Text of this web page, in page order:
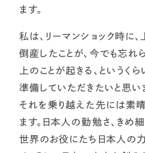
ます。
私は、リーマンショック時
倒産したことが、今でも忘れ
上のことが起きる、というく
準備していただきたいと思い
それを乗り越えた先には素
ます。 日本人の勤勉さ、きめ
世界のお役にたち日本人の